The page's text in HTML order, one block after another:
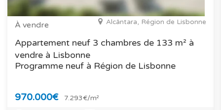
À vendre Alcântara, Région de Lisbonne
Appartement neuf 3 chambres de 133 m² à
vendre à Lisbonne
Programme neuf à Région de Lisbonne
970.000€ 7.293€/m²